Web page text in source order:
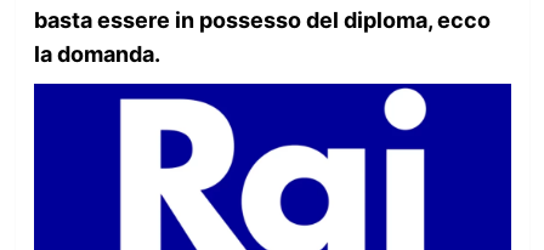
basta essere in possesso del diploma, ecco
la domanda.